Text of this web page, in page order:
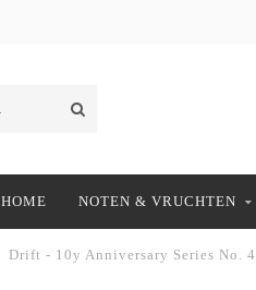
HOME NOTEN & VRUCHTEN
Drift - 10y Anniversary Series No. 4